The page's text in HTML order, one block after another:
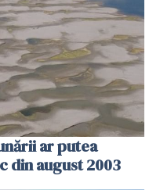
ar putea
din august 2003